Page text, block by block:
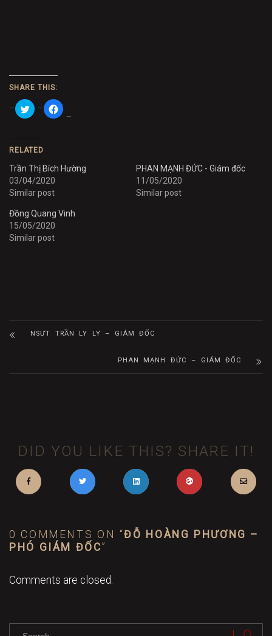
SHARE THIS:
Click
to
in
window)
Click
to
window)
RELATED
Trần Thị Bích Hường
03/04/2020
Similar post
PHAN MẠNH ĐỨC - Giám đốc
11/05/2020
Similar post
Đồng Quang Vinh
15/05/2020
Similar post
NSƯT TRẦN LY LY – GIÁM ĐỐC
PHAN MẠNH ĐỨC – GIÁM ĐỐC
DID YOU LIKE THIS? SHARE IT!
0 COMMENTS ON “ĐỖ HOÀNG PHƯƠNG –
PHÓ GIÁM ĐỐC”
Comments are closed.